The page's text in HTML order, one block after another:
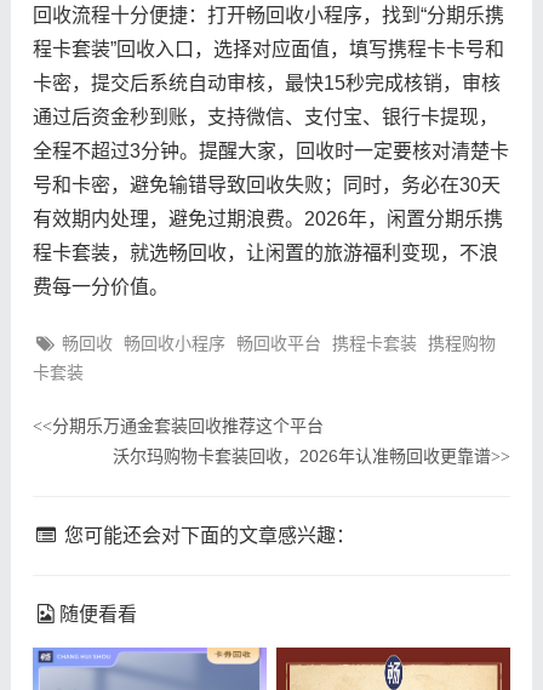
回收流程十分便捷：打开畅回收小程序，找到“分期乐携
程卡套装”回收入口，选择对应面值，填写携程卡卡号和
卡密，提交后系统自动审核，最快15秒完成核销，审核
通过后资金秒到账，支持微信、支付宝、银行卡提现，
全程不超过3分钟。提醒大家，回收时一定要核对清楚卡
号和卡密，避免输错导致回收失败；同时，务必在30天
有效期内处理，避免过期浪费。2026年，闲置分期乐携
程卡套装，就选畅回收，让闲置的旅游福利变现，不浪
费每一分价值。
畅回收 畅回收小程序 畅回收平台 携程卡套装 携程购物
卡套装
<<分期乐万通金套装回收推荐这个平台
沃尔玛购物卡套装回收，2026年认准畅回收更靠谱>>
您可能还会对下面的文章感兴趣：
随便看看